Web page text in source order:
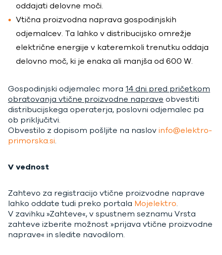
oddajati delovne moči.
Vtična proizvodna naprava gospodinjskih
odjemalcev. Ta lahko v distribucijsko omrežje
električne energije v kateremkoli trenutku oddaja
delovno moč, ki je enaka ali manjša od 600 W.
Gospodinjski odjemalec mora 14 dni pred pričetkom
obratovanja vtične proizvodne naprave obvestiti
distribucijskega operaterja, poslovni odjemalec pa
ob priključitvi.
Obvestilo z dopisom pošljite na naslovinfo@elektro-
primorska.si.
V vednost
Zahtevo za registracijo vtične proizvodne naprave
lahko oddate tudi preko portala Mojelektro.
V zavihku »Zahteve«, v spustnem seznamu Vrsta
zahteve izberite možnost »prijava vtične proizvodne
naprave« in sledite navodilom.